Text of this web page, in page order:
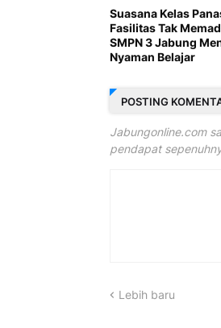
Suasana Kelas
Fasilitas Tak
SMPN 3 Jabung
Nyaman Belajar
POSTING
Jabungonline.com
pendapat
Lebih baru